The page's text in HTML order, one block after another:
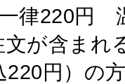
220円
文が含ま
円）の